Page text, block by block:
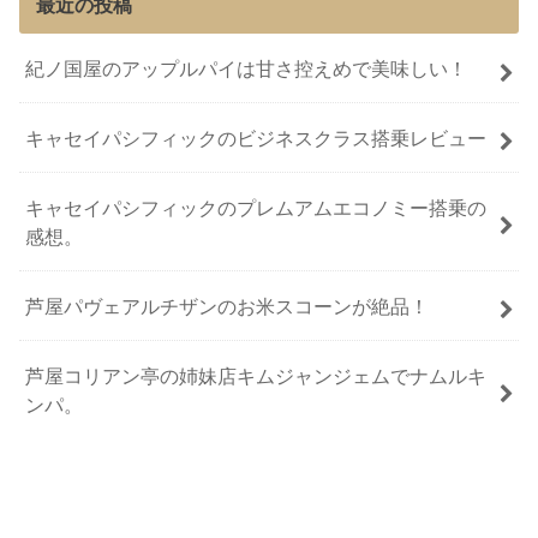
最近の投稿
紀ノ国屋のアップルパイは甘さ控えめで美味しい！
キャセイパシフィックのビジネスクラス搭乗レビュー
キャセイパシフィックのプレムアムエコノミー搭乗の
感想。
芦屋パヴェアルチザンのお米スコーンが絶品！
芦屋コリアン亭の姉妹店キムジャンジェムでナムルキ
ンパ。